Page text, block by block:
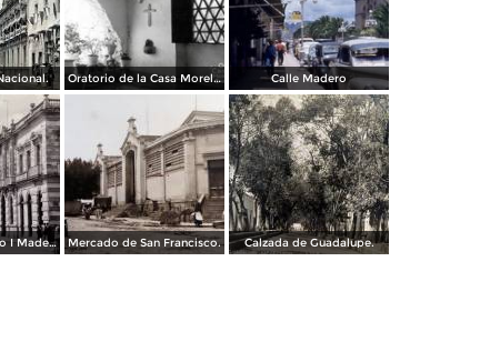
Oratorio de la Casa Morelos Calle Madero
Avenida Francisco I Madero. Mercado de San Francisco. Calzada de Guadalupe.